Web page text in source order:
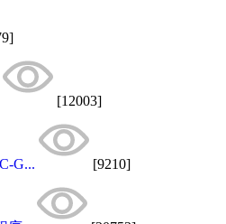
[12003]
G... [9210]